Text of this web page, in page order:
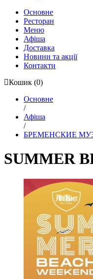
Основне
Ресторан
Меню
Афіша
Доставка
Новини та акції
Контакти
Кошик (0)
Основне
/
Афіша
/
БРЕМЕНСКИЕ
SUMMER